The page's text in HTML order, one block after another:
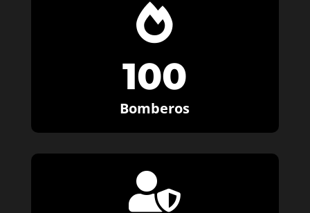

100
Bomberos
